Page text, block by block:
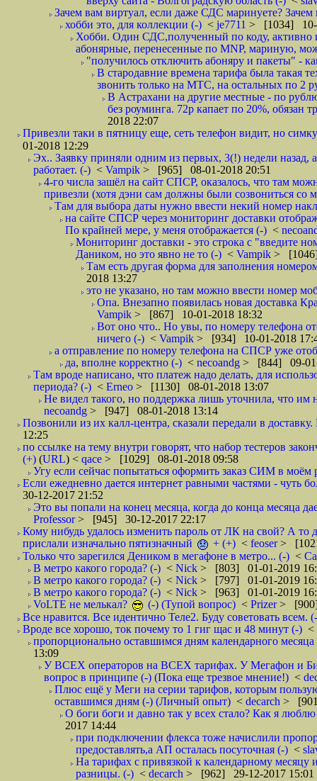
Зачем вам виртуал, если даже СДС маринуете?
хобби это, для коллекции (-) < je7711 > [1034] 10-
Хобби. Один СДС,полученный по коду, активно
абонярные, перенесенные по MNP, мариную,
"получилось отключить абоняру и пакеты" -
В стародавние времена тарифа была такая
звонить только на МТС, на остальных по 2
В Астрахани на другие местные - по
без роуминга. 72р капает по 20%, обязан
2018 22:07
Привезли таки в пятницу еще, сеть телефон видит, но
01-2018 12:29
Эх.. Заявку приняли одним из первых, 3(!) недели назад,
работает. (-) < Vampik > [965] 08-01-2018 20:51
4-го числа зашёл на сайт СПСР, оказалось, что там
привезли (хотя дэни сам должны были созвониться со
Там для выбора даты нужно ввести некий номер
на сайте СПСР через мониторинг доставки
По крайней мере, у меня отображается (-) <
Мониторинг доставки - это строка с "введите
Даником, но это явно не то (-) < Vampik >
Там есть другая форма для заполнения
2018 13:27
это не указано, но там можно ввести номер
Опа. Внезапно появилась новая доставка
Vampik > [867] 10-01-2018 18:32
Вот оно что.. Но увы, по номеру телефона
ничего (-) < Vampik > [934] 10-01-2018
а отправление по номеру телефона на СПСР уже
да, вполне корректно (-) < necoandg > [844] 09-01-
Там вроде написано, что платеж надо делать, для
периода? (-) < Erneo > [1130] 08-01-2018 13:07
Не видел такого, но поддержка лишь уточнила, что
necoandg > [947] 08-01-2018 13:14
Позвонили из их калл-центра, сказали передали в
12:25
по ссылке на тему внутри говорят, что набор тестеров
(+) (URL) < qace > [1029] 08-01-2018 09:58
Угу если сейчас попытаться оформить заказ СИМ в моём
Если ежедневно дается интернет равными частями - чуть
30-12-2017 21:52
Это вы попали на конец месяца, когда до конца месяца
Professor> [945] 30-12-2017 22:17
Кому нибудь удалось изменить пароль от ЛК на свой? А то
прислали изначально пятизначный
+ (+) < feoser>
Только что зарегился Деником в мегафоне в метро... (-) <
В метро какого города? (-) < Nick > [803] 01-01-2019
В метро какого города? (-) < Nick > [797] 01-01-2019
В метро какого города? (-) < Nick > [963] 01-01-2019
VoLTE не мелькал?
(-) (Тупой вопрос) < Prizer>
Все нравится. Все идентично Теле2. Буду советовать всем.
Вроде все хорошо, ток почему то 1 гиг щас и 48 минут (-) <
пропорционально оставшимся дням календарного
13:09
У ВСЕХ операторов на ВСЕХ тарифах. У Мегафон и Би
вопрос в принципе (-) (Пока еще трезвое мнение!) <
Плюс ещё у Меги на серии тарифов, которым
оставшимся дням (-) (Личный опыт) < decarch >
О боги боги и давно так у всех стало? Как я
2017 14:44
при подключении флекса тоже начислили
предоставлять,а АП осталась посуточная (-) <
На тарифах с привязкой к календарному
разницы. (-) < decarch > [962] 29-12-2017 15:01